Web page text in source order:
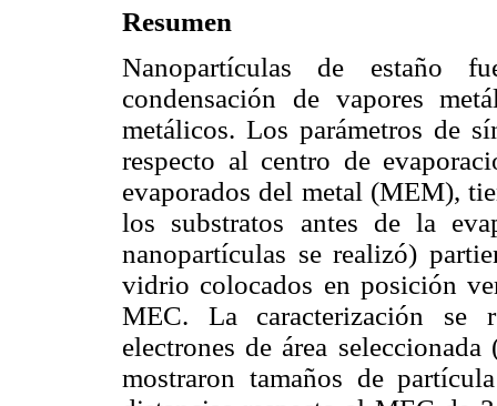
Resumen
Nanopartículas de estaño
condensación de vapores
metálicos. Los parámetros de
respecto al centro de
evaporados del metal (MEM),
los substratos antes de la
nanopartículas se realizó)
vidrio colocados en posición
MEC. La caracterización
electrones de área
mostraron tamaños de